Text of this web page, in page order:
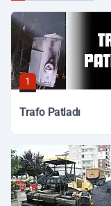
1
Trafo Patladı